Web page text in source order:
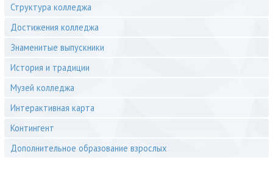
Структура колледжа
Достижения колледжа
Знаменитые выпускники
История и традиции
Музей колледжа
Интерактивная карта
Контингент
Дополнительное образование взрослых